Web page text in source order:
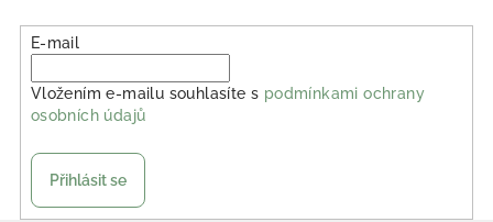
E-mail
Vložením e-mailu souhlasíte s podmínkami ochrany
osobních údajů
Přihlásit se